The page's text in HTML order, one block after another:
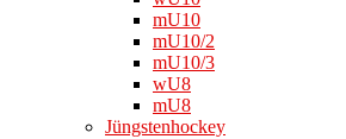
mU10
mU10/2
mU10/3
wU8
mU8
Jüngstenhockey